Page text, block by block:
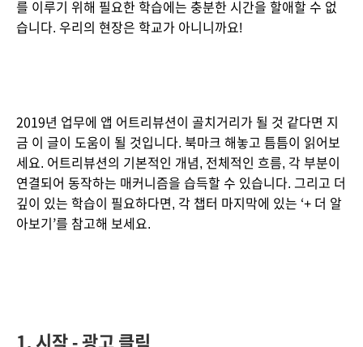
를 이루기 위해 필요한 학습에는 충분한 시간을 할애할 수 없
습니다. 우리의 현장은 학교가 아니니까요!
2019년 업무에 앱 어트리뷰션이 골치거리가 될 것 같다면 지
금 이 글이 도움이 될 것입니다. 북마크 해놓고 틈틈이 읽어보
세요. 어트리뷰션의 기본적인 개념, 전체적인 흐름, 각 부분이
연결되어 동작하는 매커니즘을 습득할 수 있습니다. 그리고 더
깊이 있는 학습이 필요하다면, 각 챕터 마지막에 있는 ‘+ 더 알
아보기’를 참고해 보세요.
1. 시작 - 광고 클릭